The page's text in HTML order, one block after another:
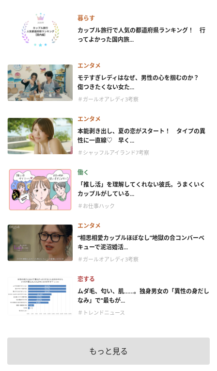
暮らす
カップル旅行で人気の都道府県ランキング！ 行
ってよかった国内旅...
エンタメ
モテすぎレディはなぜ、男性の心を掴むのか？
傷つきたくない女た...
＃ガールオアレディ3考察
エンタメ
本能剥き出し、夏の恋がスタート！ タイプの異
性に一直線♡ 早く...
＃シャッフルアイランド7考察
働く
「推し活」を理解してくれない彼氏。うまくいく
カップルがしている...
＃お仕事ハック
エンタメ
“相思相愛カップルほぼなし”地獄の合コンバーベ
キューで泥沼婚活...
＃ガールオアレディ3考察
恋する
ムダ毛、匂い、肌……。独身男女の「異性の身だし
なみ」で“最もが...
＃トレンドニュース
もっと見る